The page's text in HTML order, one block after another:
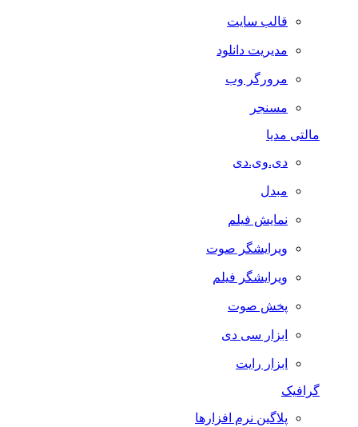
قالب سایت
مدیریت دانلود
مرورگر وب
مسنجر
مالتی مدیا
دی.وی.دی
مبدل
نمایش فیلم
ویرایشگر صوت
ویرایشگر فیلم
پخش صوت
ابزار سی دی
ابزار رایت
گرافیک
پلاگین نرم افزارها